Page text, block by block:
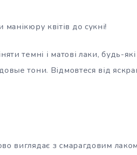
манікюру квітів до сукні!
темні і матові лаки, будь-
тони. Відмовтеся від
виглядає з смарагдовим